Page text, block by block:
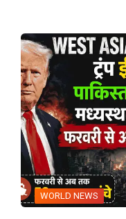
WORLD NEWS